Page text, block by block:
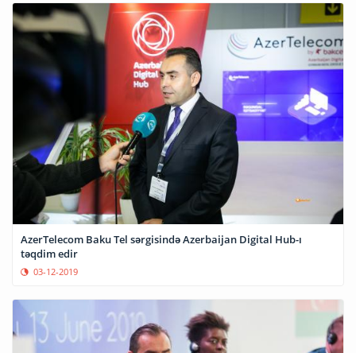
AzerTelecom Baku Tel sərgisində Azerbaijan Digital Hub-ı
təqdim edir
03-12-2019